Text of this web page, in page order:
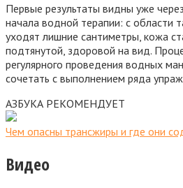
Первые результаты видны уже
начала водной терапии: с области
уходят лишние сантиметры, кожа
подтянутой, здоровой на вид.
регулярного проведения водных
сочетать с выполнением ряда
АЗБУКА РЕКОМЕНДУЕТ
Чем опасны трансжиры и где они
Видео